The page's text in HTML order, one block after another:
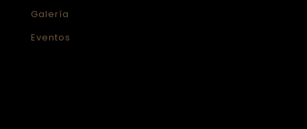
Galería
Eventos